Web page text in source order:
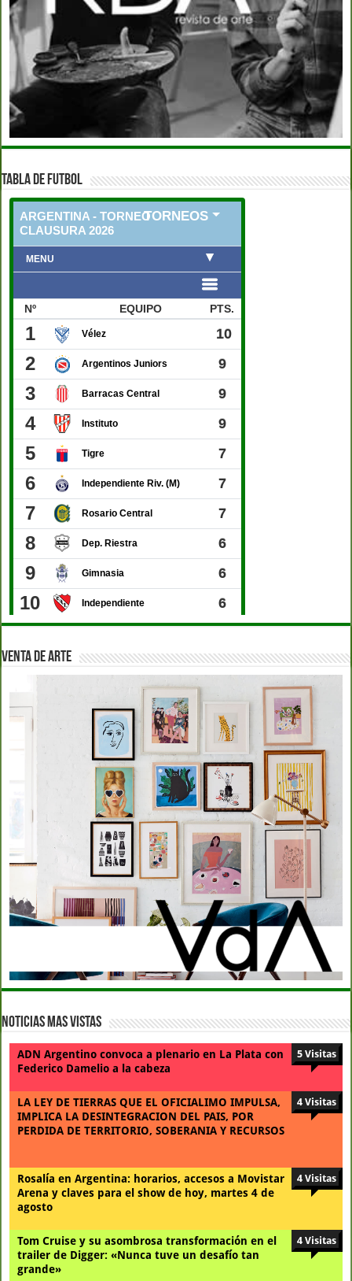
TABLA DE FUTBOL
VENTA DE ARTE
Noticias Mas Vistas
ADN Argentino convoca a plenario en La Plata con
Federico Damelio a la cabeza
5 Visitas
LA LEY DE TIERRAS QUE EL OFICIALIMO IMPULSA,
IMPLICA LA DESINTEGRACION DEL PAIS, POR
PERDIDA DE TERRITORIO, SOBERANIA Y RECURSOS
4 Visitas
Rosalía en Argentina: horarios, accesos a Movistar
Arena y claves para el show de hoy, martes 4 de
agosto
4 Visitas
Tom Cruise y su asombrosa transformación en el
trailer de Digger: «Nunca tuve un desafío tan
grande»
4 Visitas